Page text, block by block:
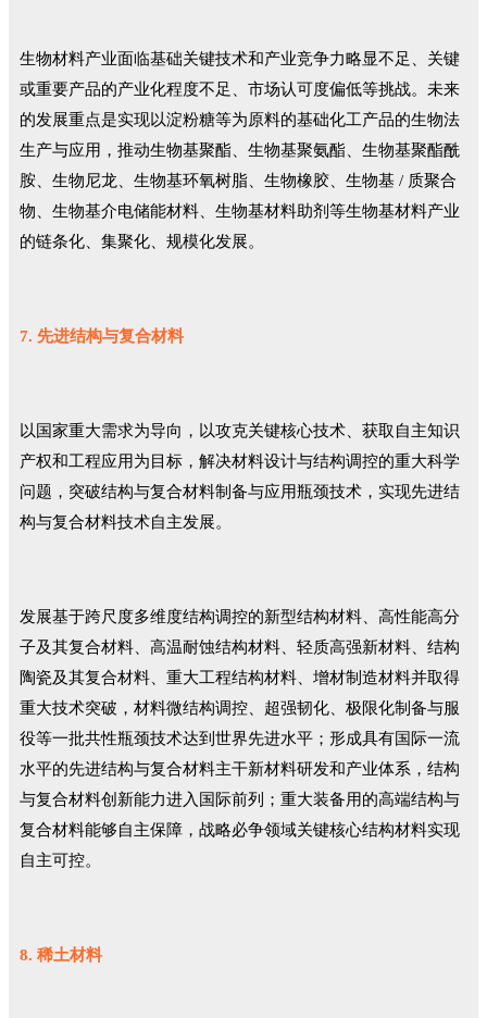
生物材料产业面临基础关键技术和产业竞争力略显不足、关键
或重要产品的产业化程度不足、市场认可度偏低等挑战。未来
的发展重点是实现以淀粉糖等为原料的基础化工产品的生物法
生产与应用，推动生物基聚酯、生物基聚氨酯、生物基聚酯酰
胺、生物尼龙、生物基环氧树脂、生物橡胶、生物基 / 质聚合
物、生物基介电储能材料、生物基材料助剂等生物基材料产业
的链条化、集聚化、规模化发展。
7. 先进结构与复合材料
以国家重大需求为导向，以攻克关键核心技术、获取自主知识
产权和工程应用为目标，解决材料设计与结构调控的重大科学
问题，突破结构与复合材料制备与应用瓶颈技术，实现先进结
构与复合材料技术自主发展。
发展基于跨尺度多维度结构调控的新型结构材料、高性能高分
子及其复合材料、高温耐蚀结构材料、轻质高强新材料、结构
陶瓷及其复合材料、重大工程结构材料、增材制造材料并取得
重大技术突破，材料微结构调控、超强韧化、极限化制备与服
役等一批共性瓶颈技术达到世界先进水平；形成具有国际一流
水平的先进结构与复合材料主干新材料研发和产业体系，结构
与复合材料创新能力进入国际前列；重大装备用的高端结构与
复合材料能够自主保障，战略必争领域关键核心结构材料实现
自主可控。
8. 稀土材料